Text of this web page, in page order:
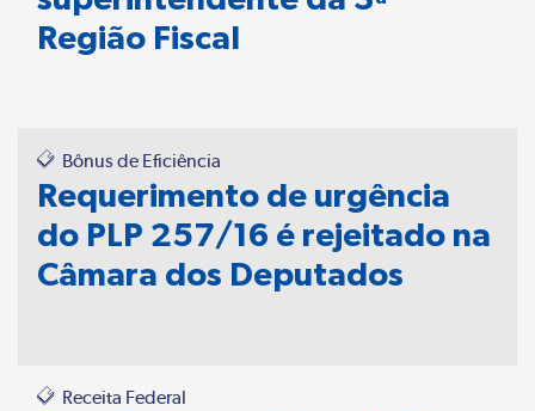
Região Fiscal
Bônus de Eficiência
Requerimento de urgência
do PLP 257/16 é rejeitado na
Câmara dos Deputados
Receita Federal